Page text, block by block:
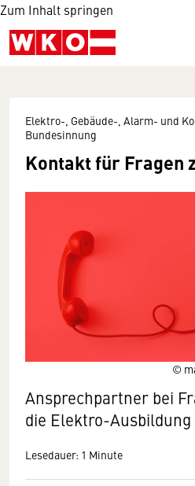
Zum Inhalt springen
©
Elektro-, Gebäude-, Alarm- und
Bundesinnung
Kontakt für Fragen
Ansprechpartner bei
die Elektro-Ausbildung
Lesedauer: 1 Minute